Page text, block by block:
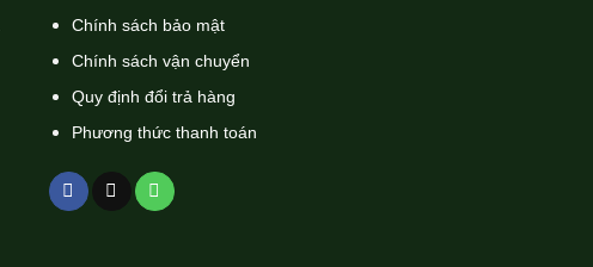
Chính sách bảo mật
Chính sách vận chuyển
Quy định đổi trả hàng
Phương thức thanh toán